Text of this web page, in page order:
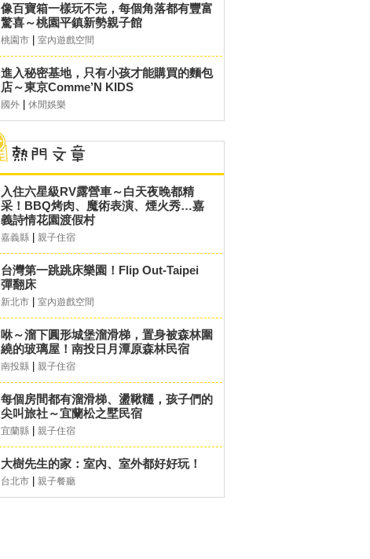
像百寶箱一樣玩不完，每個角落都有豐富
驚喜～桃園平鎮新勢親子館
桃園市 室內遊戲空間
進入秘密基地，只有小孩才能購買的麵包
店～東京Comme’N KIDS
國外 休閒娛樂
入住六星級RV露營車～白天夜晚都精
采！BBQ烤肉、魔術表演、煙火秀…嘉
義詩情花園渡假村
嘉義縣 親子住宿
台灣第一跳跳床樂園！Flip Out-Taipei
彈翻床
新北市 室內遊戲空間
咻～溜下圓形城堡溜滑梯，置身被森林圍
繞的玻璃屋！南投日月潭原森林民宿
南投縣 親子住宿
每個房間都有溜滑梯、盪鞦韆，孩子們的
尖叫旅社～宜蘭松之墅民宿
宜蘭縣 親子住宿
大樹先生的家：室內、室外都好好玩！
台北市 親子餐廳